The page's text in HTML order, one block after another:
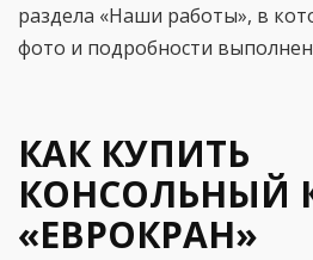
раздела «Наши работы», в
фото и подробности
КАК КУПИТЬ
КОНСОЛЬНЫЙ
«ЕВРОКРАН»